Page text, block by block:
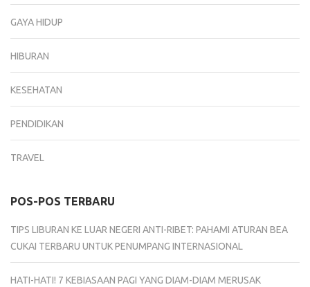
GAYA HIDUP
HIBURAN
KESEHATAN
PENDIDIKAN
TRAVEL
POS-POS TERBARU
TIPS LIBURAN KE LUAR NEGERI ANTI-RIBET: PAHAMI ATURAN BEA
CUKAI TERBARU UNTUK PENUMPANG INTERNASIONAL
HATI-HATI! 7 KEBIASAAN PAGI YANG DIAM-DIAM MERUSAK